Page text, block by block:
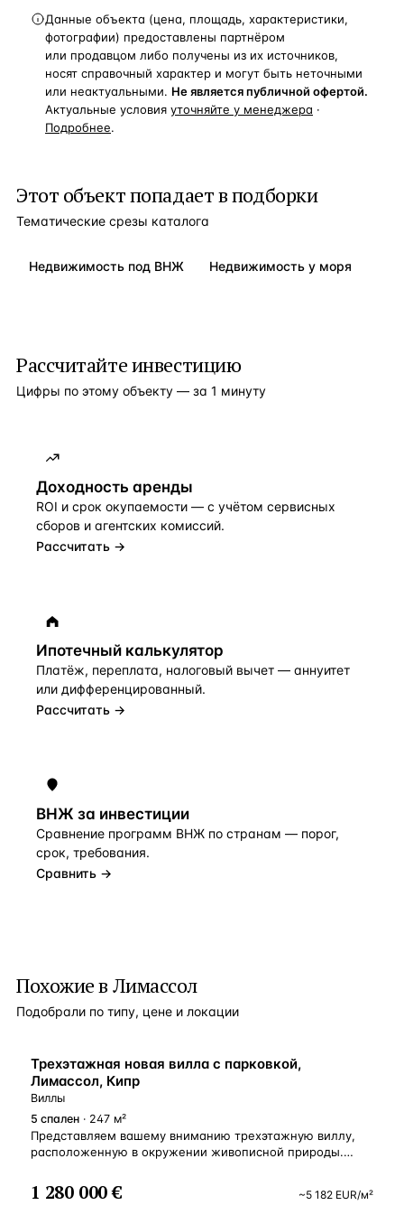
Данные объекта (цена, площадь, характеристики,
фотографии) предоставлены партнёром
или продавцом либо получены из их источников,
носят справочный характер и могут быть неточными
или неактуальными. Не является публичной офертой.
Актуальные условия уточняйте у менеджера ·
Подробнее.
Этот объект попадает в подборки
Тематические срезы каталога
Недвижимость под ВНЖ Недвижимость у моря
Рассчитайте инвестицию
Цифры по этому объекту — за 1 минуту
Доходность аренды
ROI и срок окупаемости — с учётом сервисных
сборов и агентских комиссий.
Рассчитать →
Ипотечный калькулятор
Платёж, переплата, налоговый вычет — аннуитет
или дифференцированный.
Рассчитать →
ВНЖ за инвестиции
Сравнение программ ВНЖ по странам — порог,
срок, требования.
Сравнить →
Похожие в Лимассол
Подобрали по типу, цене и локации
ВНЖ
Трехэтажная новая вилла с парковкой,
Лимассол, Кипр
Виллы
5 спален · 247 м²
Представляем вашему вниманию трехэтажную виллу,
расположенную в окружении живописной природы.
пространство для наслаждения свежим воздухом
и великолепными пейзажами. Здесь вы сможете
1 280 000 € ~5 182 EUR/м²